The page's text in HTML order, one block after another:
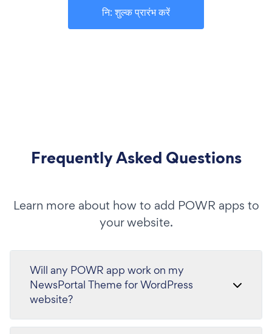
नि: शुल्क प्रारंभ करें
Frequently Asked Questions
Learn more about how to add POWR apps to
your website.
Will any POWR app work on my
NewsPortal Theme for WordPress
website?